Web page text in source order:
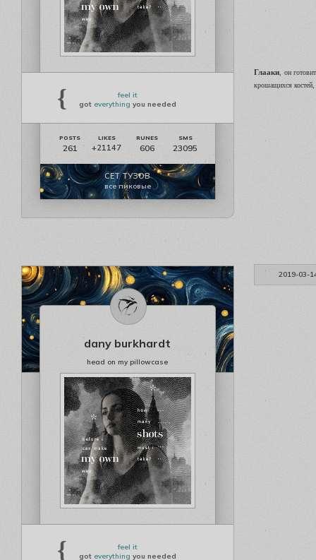
{
feel it
got everything you needed
261 +21147 606 23095
СЕТ ТУЗОВ
все пиковые
Глааки , он
крошащихся
2019-03-
dany burkhardt
head on my pillowcase
{
feel it
got everything you needed